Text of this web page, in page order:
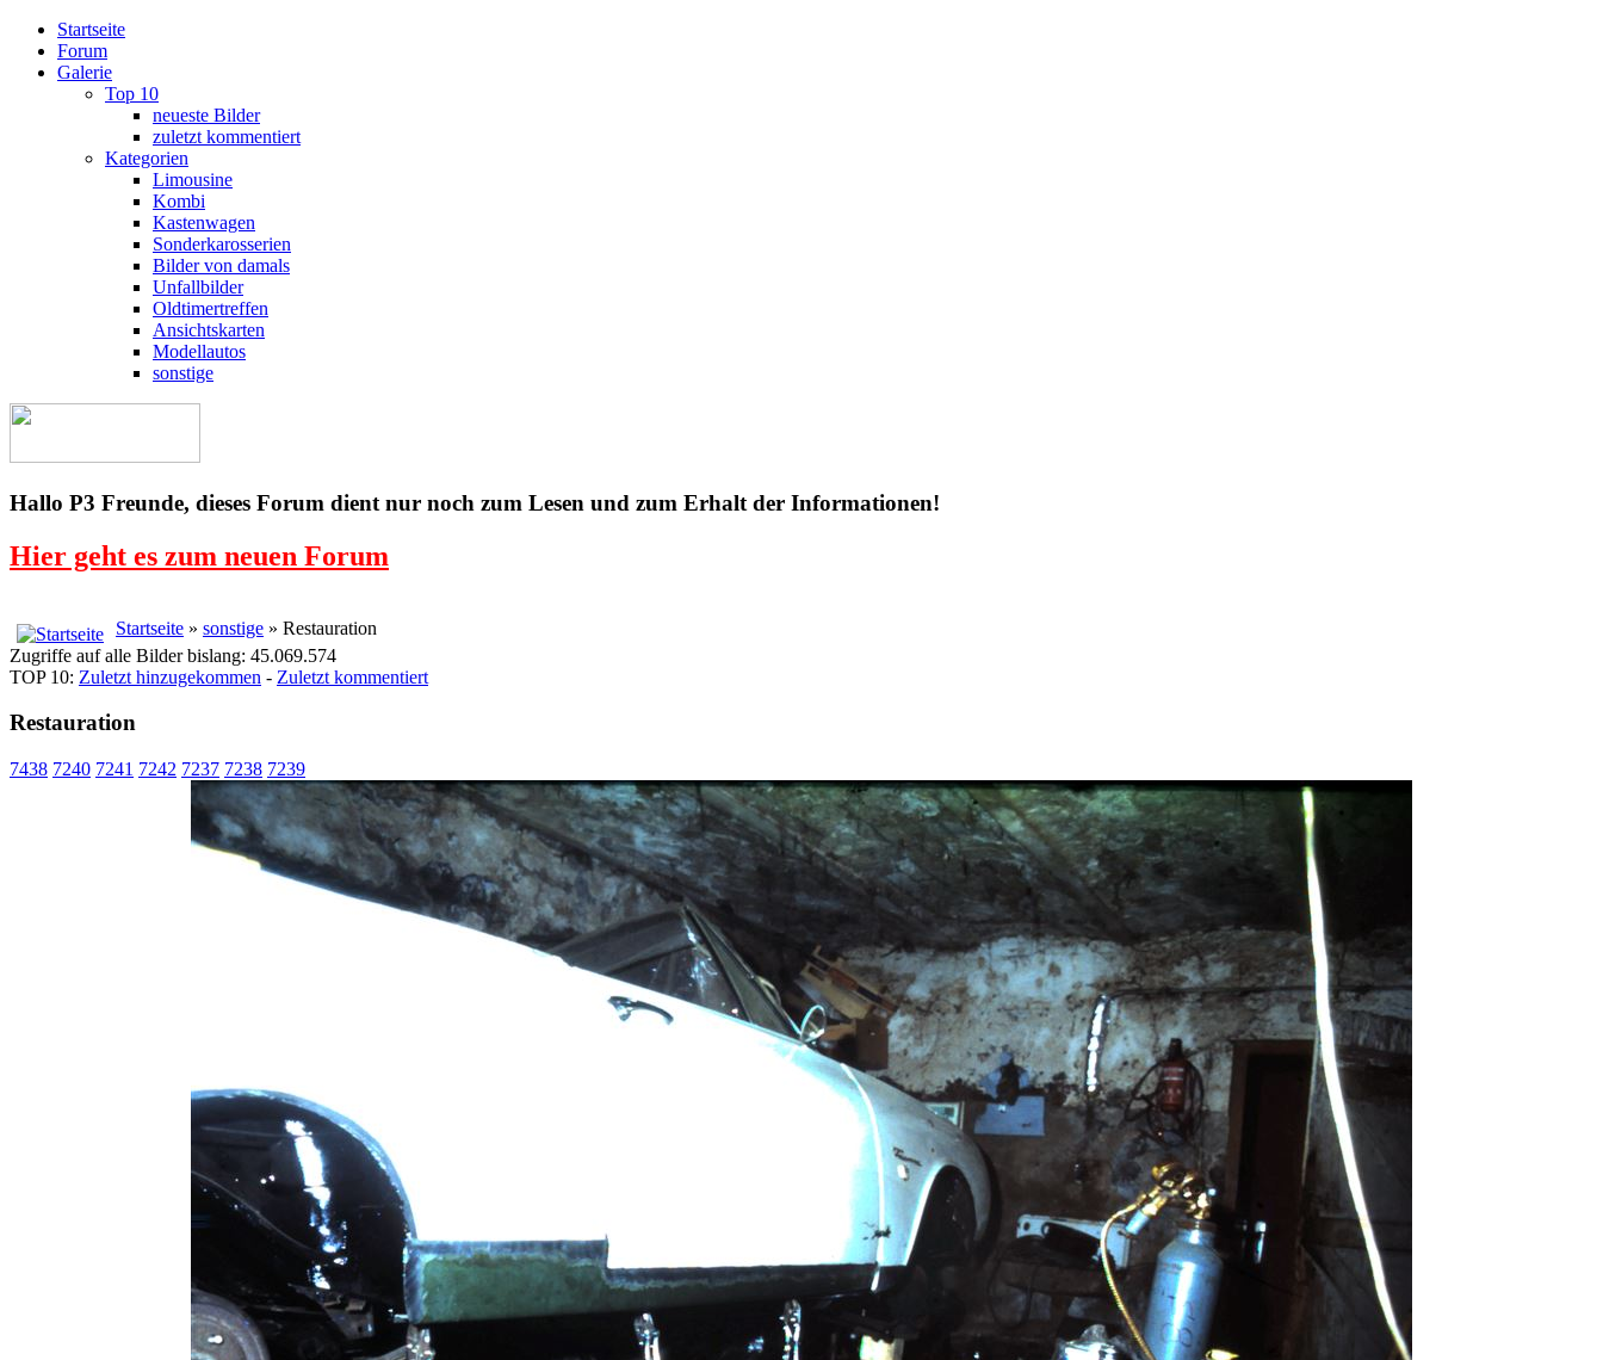
Startseite
Forum
Galerie
Top 10
neueste Bilder
zuletzt kommentiert
Kategorien
Limousine
Kombi
Kastenwagen
Sonderkarosserien
Bilder von damals
Unfallbilder
Oldtimertreffen
Ansichtskarten
Modellautos
sonstige
Hallo P3 Freunde, dieses Forum dient nur noch zum Lesen und zum Erhalt der Informationen!
Hier geht es zum neuen Forum
Startseite » sonstige » Restauration
Zugriffe auf alle Bilder bislang: 45.069.574
TOP 10: Zuletzt hinzugekommen - Zuletzt kommentiert
Restauration
7438 7240 7241 7242 7237 7238 7239